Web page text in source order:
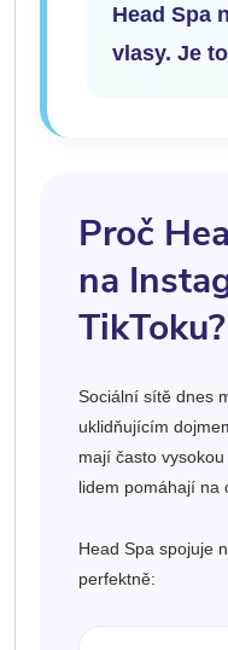
Head Spa
vlasy. Je
Proč
na
TikToku?
Sociální sítě dnes
uklidňujícím
mají často
lidem pomáhají na
Head Spa spojuje
perfektně: